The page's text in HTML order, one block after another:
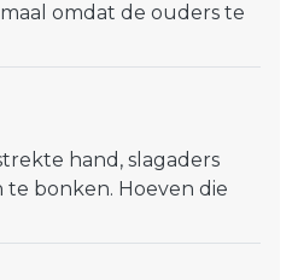
omdat de ouders te
hand, slagaders
bonken. Hoeven die